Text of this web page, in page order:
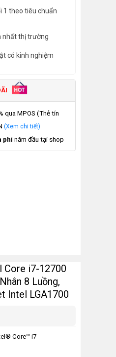
1 theo tiêu chuẩn
nhất thị trường
có kinh nghiệm
qua MPOS (Thẻ tín
(Xem chi tiết)
phínăm đầu tại shop
Core i7-12700
8 Luồng,
Intel LGA1700
Core™ i7